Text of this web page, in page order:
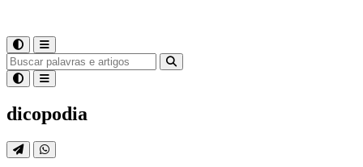
dicopodia